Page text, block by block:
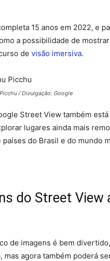
15 anos em 2022, e
a possibilidade de
de visão imersiva.
/ Divulgação: Google
Street View também
lugares ainda mais
do Brasil e do mundo
do Street View
de imagens é bem
mas agora também poderá